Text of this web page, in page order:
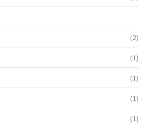
(2)
(1)
(1)
(1)
(1)